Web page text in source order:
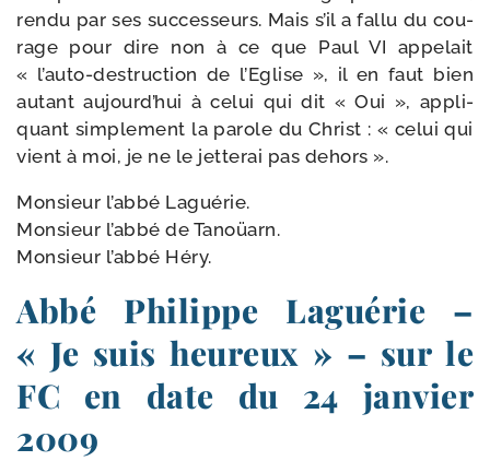
ren­du par ses suc­ces­seurs. Mais s’il a fal­lu du cou­
rage pour dire non à ce que Paul VI appe­lait
« l’auto-​destruction de l’Eglise », il en faut bien
autant aujourd’­hui à celui qui dit « Oui », appli­
quant sim­ple­ment la parole du Christ : « celui qui
vient à moi, je ne le jet­te­rai pas dehors ».
Monsieur l’ab­bé Laguérie.
Monsieur l’ab­bé de Tanoüarn.
Monsieur l’ab­bé Héry.
Abbé Philippe Laguérie –
« Je suis heureux » – sur le
FC en date du 24 janvier
2009